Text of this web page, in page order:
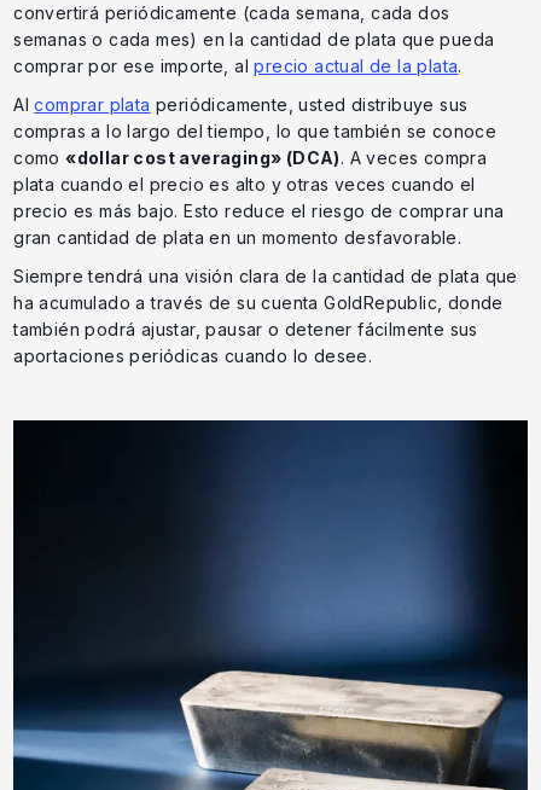
convertirá periódicamente (cada semana, cada dos
semanas o cada mes) en la cantidad de plata que pueda
comprar por ese importe, alprecio actual de la plata.
Alcomprar plata periódicamente, usted distribuye sus
compras a lo largo del tiempo, lo que también se conoce
como«dollar cost averaging» (DCA). A veces compra
plata cuando el precio es alto y otras veces cuando el
precio es más bajo. Esto reduce el riesgo de comprar una
gran cantidad de plata en un momento desfavorable.
Siempre tendrá una visión clara de la cantidad de plata que
ha acumulado a través de su cuenta GoldRepublic, donde
también podrá ajustar, pausar o detener fácilmente sus
aportaciones periódicas cuando lo desee.